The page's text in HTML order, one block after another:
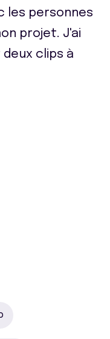
les personnes
projet. J'ai
clips à